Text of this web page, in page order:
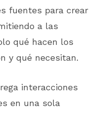
fuentes para crear
a las
qué hacen los
y qué necesitan.
interacciones
en una sola